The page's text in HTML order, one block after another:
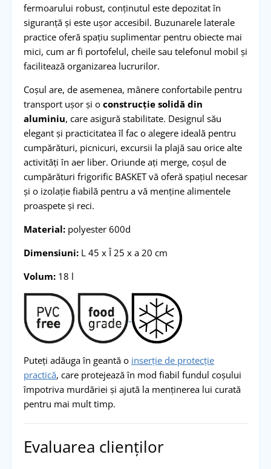
fermoarului robust, conținutul este depozitat în
siguranță și este ușor accesibil. Buzunarele laterale
practice oferă spațiu suplimentar pentru obiecte mai
mici, cum ar fi portofelul, cheile sau telefonul mobil și
facilitează organizarea lucrurilor.
Coșul are, de asemenea, mânere confortabile pentru
transport ușor și o construcție solidă din
aluminiu, care asigură stabilitate. Designul său
elegant și practicitatea îl fac o alegere ideală pentru
cumpărături, picnicuri, excursii la plajă sau orice alte
activități în aer liber. Oriunde ați merge, coșul de
cumpărături frigorific BASKET vă oferă spațiul necesar
și o izolație fiabilă pentru a vă menține alimentele
proaspete și reci.
Material:polyester 600d
Dimensiuni:L 45 x Î 25 x a 20 cm
Volum:18 l
Puteți adăuga în geantă o inserție de protecție
practică, care protejează în mod fiabil fundul coșului
împotriva murdăriei și ajută la menținerea lui curată
pentru mai mult timp.
Evaluarea clienților